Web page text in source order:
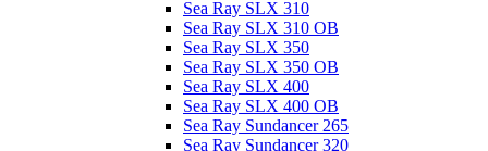
Sea Ray SLX 310
Sea Ray SLX 310 OB
Sea Ray SLX 350
Sea Ray SLX 350 OB
Sea Ray SLX 400
Sea Ray SLX 400 OB
Sea Ray Sundancer 265
Sea Ray Sundancer 320